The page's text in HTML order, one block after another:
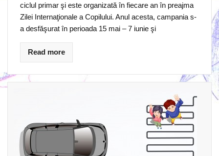
ciclul primar şi este organizată în fiecare an în preajma
Zilei Internaţionale a Copilului. Anul acesta, campania s-
a desfăşurat în perioada 15 mai – 7 iunie şi
Read more